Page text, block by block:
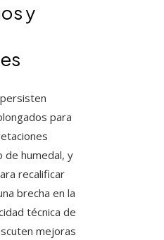
y
para
de humedal, y
recalificar
brecha en la
técnica de
mejoras